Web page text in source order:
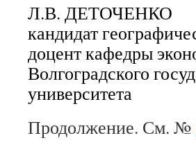
Л.В. ДЕТОЧЕНКО
кандидат
доцент кафедры
Волгоградского
университета
Продолжение. См. №